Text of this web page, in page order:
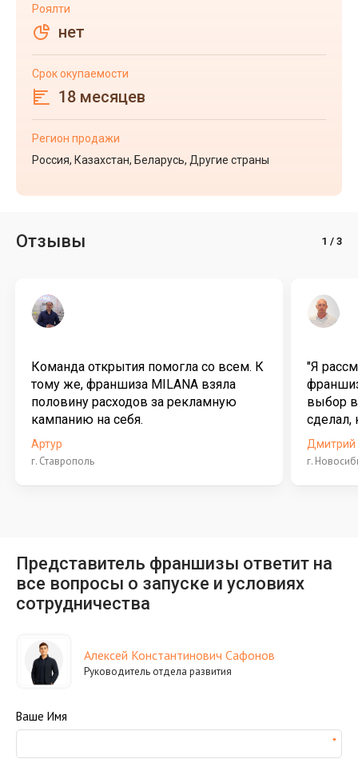
Роялти
нет
Срок окупаемости
18 месяцев
Регион продажи
Россия, Казахстан, Беларусь, Другие страны
Отзывы
Команда открытия помогла со всем. К
тому же, франшиза MILANA взяла
половину расходов за рекламную
кампанию на себя.
Артур
г. Ставрополь
"Я
выбор
сделал,
Дмитрий
г.
Представитель франшизы ответит на
все вопросы о запуске и условиях
сотрудничества
Алексей Константинович Сафонов
Руководитель отдела развития
Ваше Имя